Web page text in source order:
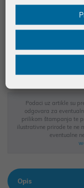
JAMSTVO 24 MJ.
BESPLATNA
Podaci uz artikle su
odgovara za
prilikom štampanja te
ilustrativne prirode te ne
eventualne
Opis